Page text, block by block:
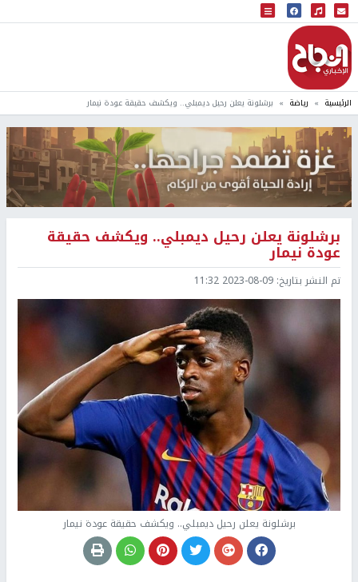
البث المباشر
إذاعة النجاح
الرئيسية رياضة برشلونة يعلن رحيل ديمبلي.. ويكشف حقيقة عودة نيمار
برشلونة يعلن رحيل ديمبلي.. ويكشف حقيقة
عودة نيمار
تم النشر بتاريخ: 2023-08-09 11:32
برشلونة يعلن رحيل ديمبلي.. ويكشف حقيقة عودة نيمار